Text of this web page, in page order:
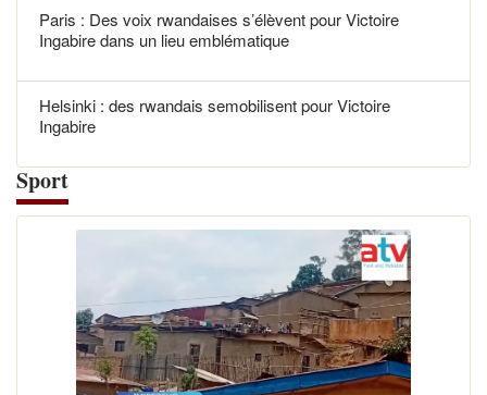
Paris : Des voix rwandaises s’élèvent pour Victoire
Ingabire dans un lieu emblématique
Helsinki : des rwandais semobilisent pour Victoire
Ingabire
Sport